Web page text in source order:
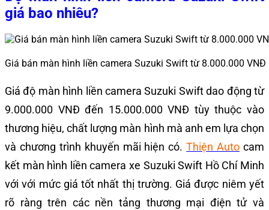
giá bao nhiêu?
Giá bán màn hình liền camera Suzuki Swift từ 8.000.000 VNĐ
Giá độ màn hình liền camera Suzuki Swift dao động từ
9.000.000 VNĐ đến 15.000.000 VNĐ tùy thuộc vào
thương hiệu, chất lượng màn hình mà anh em lựa chọn
và chương trình khuyến mãi hiện có.Thiện Auto cam
kết màn hình liền camera xe Suzuki Swift Hồ Chí Minh
với với mức giá tốt nhất thị trường. Giá được niêm yết
rõ ràng trên các nền tảng thương mại điện tử và